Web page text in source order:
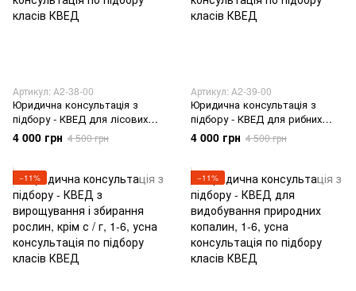
Артикул: А2-38-00
Юридична консультація з
підбору - КВЕД для лісових
господарств
4 000 грн 4 500 грн
Артикул: А2-39-00
Юридична консультація з
підбору - КВЕД для рибних
господарств
4 000 грн 4 500 грн
−11% −11%